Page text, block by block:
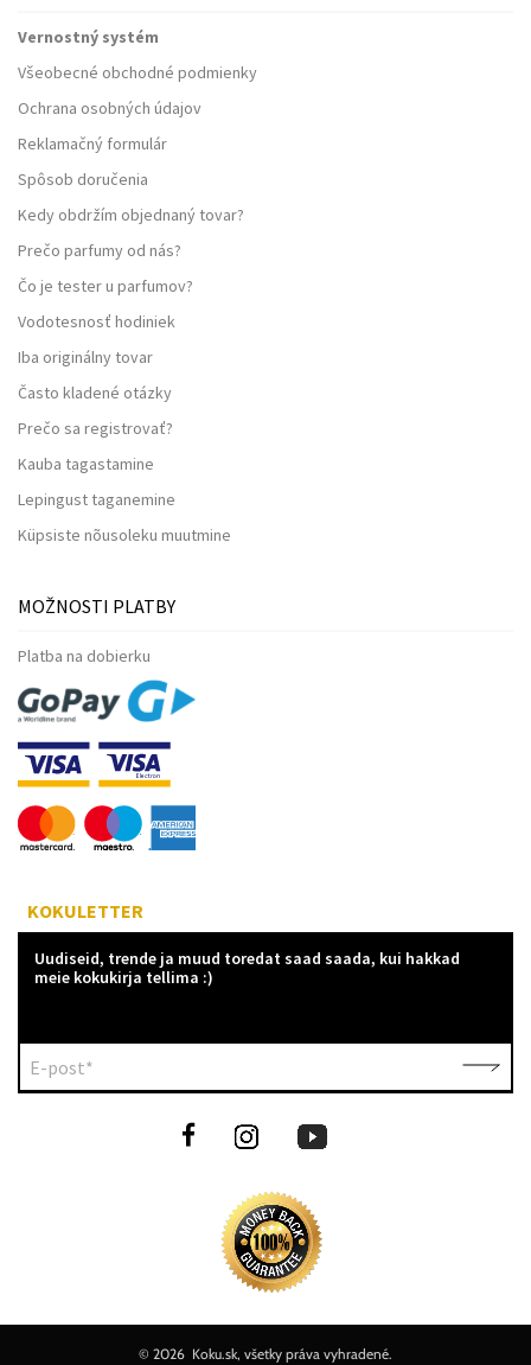
Vernostný systém
Všeobecné obchodné podmienky
Ochrana osobných údajov
Reklamačný formulár
Spôsob doručenia
Kedy obdržím objednaný tovar?
Prečo parfumy od nás?
Čo je tester u parfumov?
Vodotesnosť hodiniek
Iba originálny tovar
Často kladené otázky
Prečo sa registrovať?
Kauba tagastamine
Lepingust taganemine
Küpsiste nõusoleku muutmine
MOŽNOSTI PLATBY
Platba na dobierku
KOKULETTER
Uudiseid, trende ja muud toredat saad saada, kui hakkad
meie kokukirja tellima :)
E-post*
© 2026 Koku.sk, všetky práva vyhradené.